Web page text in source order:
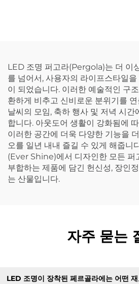
LED 조명 퍼고라(Pergola)는 더 이
를 넘어서, 사용자의 라이프스타일
이 되었습니다. 이러한 예술적인 구
환하게 비추고 신비로운 분위기를
날씨의 모임, 축하 행사 및 저녁 시간
합니다. 아웃도어 생활이 강화됨에
이러한 공간에 더욱 다양한 기능을
오를 일년 내내 즐길 수 있게 해줍니
(Ever Shine)에서 디자인한 모든 퍼
부합하는 제품에 담긴 헌신성, 장인
는 산물입니다.
자주 묻는
LED 조명이 장착된 페르골라에는 어떤